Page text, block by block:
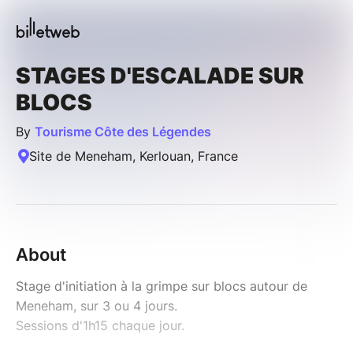
STAGES D'ESCALADE SUR
BLOCS
By Tourisme Côte des Légendes
Site de Meneham, Kerlouan, France
About
Stage d'initiation à la grimpe sur blocs autour de
Meneham, sur 3 ou 4 jours.
Sessions d'1h15 chaque jour.